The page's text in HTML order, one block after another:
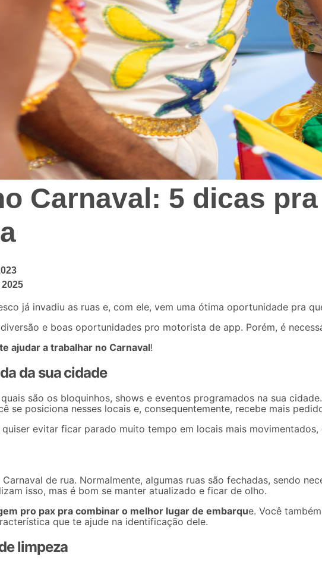
Carnaval: 5 dicas
já invadiu as ruas e, com ele, vem uma ótima oportunidade pra
e boas oportunidades pro motorista de app. Porém, é
ajudar a trabalhar no Carnaval!
da sua cidade
são os bloquinhos, shows e eventos programados na sua
se posiciona nesses locais e, consequentemente, recebe mais
evitar ficar parado muito tempo em locais mais
de rua. Normalmente, algumas ruas são fechadas, sendo
isso, mas é bom se manter atualizado e ficar de olho.
pro pax pra combinar o melhor lugar de embarque. Você
que te ajude na identificação dele.
limpeza